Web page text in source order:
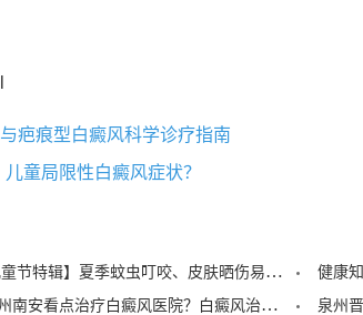
疤痕型白癜风科学诊疗指南
童局限性白癜风症状？
【六月儿童节特辑】夏季蚊虫叮咬、皮肤晒伤易成白斑“催化剂”，泉州中科：儿童白癜风暑期护理记住三个要点！
[预测]泉州南安看点治疗白癜风医院？白癜风治疗后泛红是怎么回事？